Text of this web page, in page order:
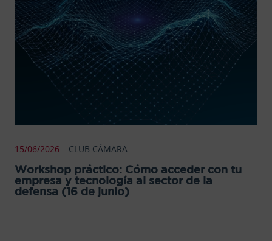
15/06/2026 CLUB CÁMARA
Workshop práctico: Cómo acceder con tu
empresa y tecnología al sector de la
defensa (16 de junio)